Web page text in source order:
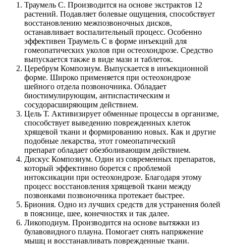
Траумель С. Производится на основе экстрактов 12
растений. Подавляет болевые ощущения, способствует
восстановлению межпозвоночных дисков,
останавливает воспалительный процесс. Особенно
эффективен Траумель С в форме инъекций для
гомеопатических уколов при остеохондрозе. Средство
выпускается также в виде мази и таблеток.
Церебрум Композиум. Выпускается в инъекционной
форме. Широко применяется при остеохондрозе
шейного отдела позвоночника. Обладает
биостимулирующим, антиспастическим и
сосудорасширяющим действием.
Цель Т. Активизирует обменные процессы в организме,
способствует выведению поврежденных клеток
хрящевой ткани и формированию новых. Как и другие
подобные лекарства, этот гомеопатический
препарат обладает обезболивающим действием.
Дискус Композиум. Один из современных препаратов,
который эффективно борется с проблемой
интоксикации при остеохондрозе. Благодаря этому
процесс восстановления хрящевой ткани между
позвонками позвоночника протекает быстрее.
Бриония. Одно из лучших средств для устранения болей
в пояснице, шее, конечностях и так далее.
Ликоподиум. Производится на основе вытяжки из
булавовидного плауна. Помогает снять напряжение
мышц и восстанавливать поврежденные ткани.